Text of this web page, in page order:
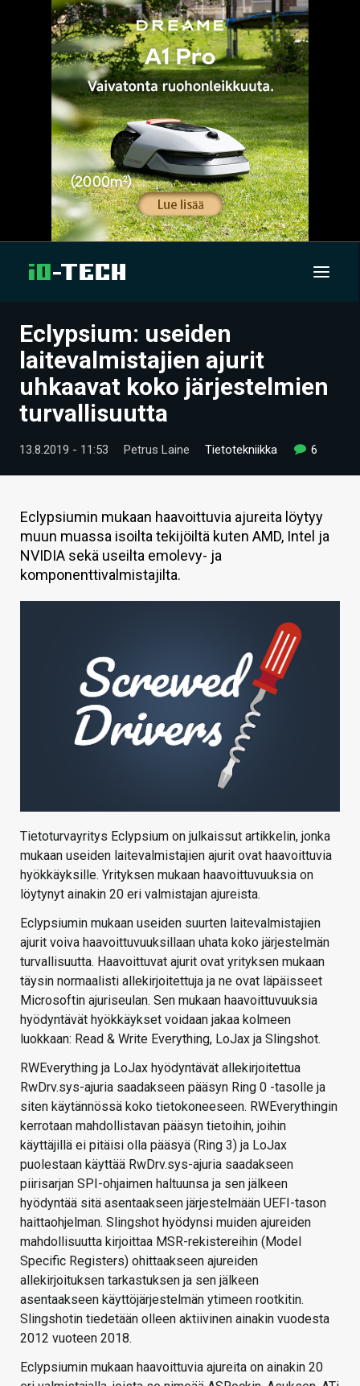
UUTISET
ARTIKKELIT
VIDEOT
TECHBBS
HINTA.FI
KAUPPA
VAIHDA TEEMA
Eclypsium: useiden
laitevalmistajien ajurit
uhkaavat koko järjestelmien
turvallisuutta
13.8.2019 - 11:53 Petrus Laine Tietotekniikka 6
Eclypsiumin mukaan haavoittuvia ajureita löytyy
muun muassa isoilta tekijöiltä kuten AMD, Intel ja
NVIDIA sekä useilta emolevy- ja
komponenttivalmistajilta.
Tietoturvayritys Eclypsium on julkaissut artikkelin, jonka
mukaan useiden laitevalmistajien ajurit ovat haavoittuvia
hyökkäyksille. Yrityksen mukaan haavoittuvuuksia on
löytynyt ainakin 20 eri valmistajan ajureista.
Eclypsiumin mukaan useiden suurten laitevalmistajien
ajurit voiva haavoittuvuuksillaan uhata koko järjestelmän
turvallisuutta. Haavoittuvat ajurit ovat yrityksen mukaan
täysin normaalisti allekirjoitettuja ja ne ovat läpäisseet
Microsoftin ajuriseulan. Sen mukaan haavoittuvuuksia
hyödyntävät hyökkäykset voidaan jakaa kolmeen
luokkaan: Read & Write Everything, LoJax ja Slingshot.
RWEverything ja LoJax hyödyntävät allekirjoitettua
RwDrv.sys-ajuria saadakseen pääsyn Ring 0 -tasolle ja
siten käytännössä koko tietokoneeseen. RWEverythingin
kerrotaan mahdollistavan pääsyn tietoihin, joihin
käyttäjillä ei pitäisi olla pääsyä (Ring 3) ja LoJax
puolestaan käyttää RwDrv.sys-ajuria saadakseen
piirisarjan SPI-ohjaimen haltuunsa ja sen jälkeen
hyödyntää sitä asentaakseen järjestelmään UEFI-tason
haittaohjelman. Slingshot hyödynsi muiden ajureiden
mahdollisuutta kirjoittaa MSR-rekistereihin (Model
Specific Registers) ohittaakseen ajureiden
allekirjoituksen tarkastuksen ja sen jälkeen
asentaakseen käyttöjärjestelmän ytimeen rootkitin.
Slingshotin tiedetään olleen aktiivinen ainakin vuodesta
2012 vuoteen 2018.
Eclypsiumin mukaan haavoittuvia ajureita on ainakin 20